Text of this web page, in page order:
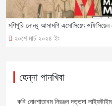
মণিপুরি লোনবু আসামগি এসোসিয়েৎ
২০শে মার্চ ২০২৪ ইং
হেন্না পানখিবা
কবি নোংশাতাবম নিরঞ্জন দত্তদা লাইফটাইম